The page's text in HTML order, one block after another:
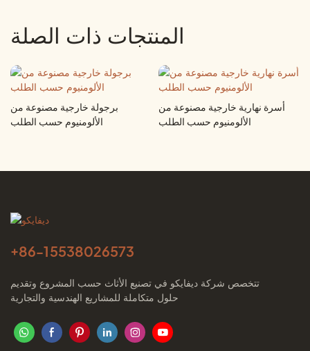
المنتجات ذات الصلة
برجولة خارجية مصنوعة من
الألومنيوم حسب الطلب
أسرة نهارية خارجية مصنوعة من
الألومنيوم حسب الطلب
+86-15538026573
تتخصص شركة ديفايكو في تصنيع الأثاث حسب المشروع وتقديم
حلول متكاملة للمشاريع الهندسية والتجارية